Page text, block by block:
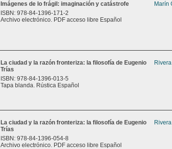
Imágenes de lo frágil: imaginación y catástrofe
ISBN: 978-84-1396-171-2
Archivo electrónico. PDF acceso libre Español
Marín
La ciudad y la razón fronteriza: la filosofía de Eugenio
Trías
ISBN: 978-84-1396-013-5
Tapa blanda. Rústica Español
La ciudad y la razón fronteriza: la filosofía de Eugenio
Trías
ISBN: 978-84-1396-054-8
Archivo electrónico. PDF acceso libre Español